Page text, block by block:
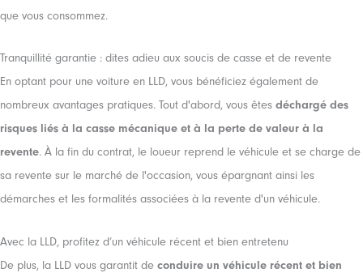
que vous consommez.
Tranquillité garantie : dites adieu aux soucis de casse et de revente
En optant pour une voiture en LLD, vous bénéficiez également de
nombreux avantages pratiques. Tout d'abord, vous êtes déchargé des
risques liés à la casse mécanique et à la perte de valeur à la
revente. À la fin du contrat, le loueur reprend le véhicule et se charge de
sa revente sur le marché de l'occasion, vous épargnant ainsi les
démarches et les formalités associées à la revente d'un véhicule.
Avec la LLD, profitez d’un véhicule récent et bien entretenu
De plus, la LLD vous garantit de conduire un véhicule récent et bien